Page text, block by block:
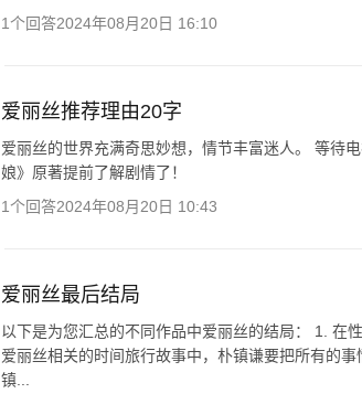
1个回答2024年08月20日 16:10
爱丽丝推荐理由20字
爱丽丝的世界充满奇思妙想，情节丰富迷人。 等待
娘》原著提前了解剧情了！
1个回答2024年08月20日 10:43
爱丽丝最后结局
以下是为您汇总的不同作品中爱丽丝的结局： 1. 在
爱丽丝相关的时间旅行故事中，朴镇谦要把所有的
镇...